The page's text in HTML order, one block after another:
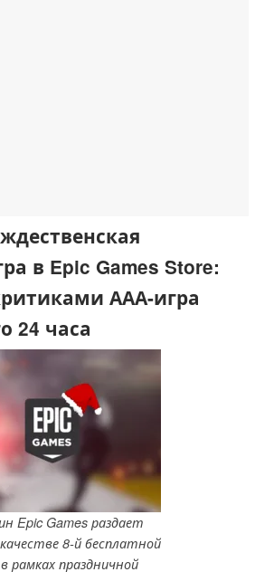
в Epic Games Store:
ААА-игра
24 часа
Epic Games раздает
8-й бесплатной
рамках праздничной